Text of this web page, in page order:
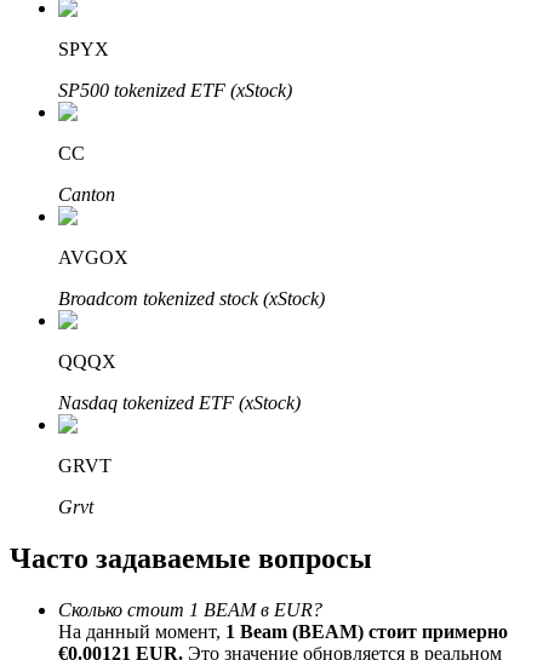
Bitrue Партнеры
SPYX
SP500 tokenized ETF (xStock)
CC
Canton
AVGOX
Broadcom tokenized stock (xStock)
QQQX
Nasdaq tokenized ETF (xStock)
GRVT
Grvt
Часто задаваемые вопросы
Сколько стоит 1 BEAM в EUR?
На данный момент, 1 Beam (BEAM) стоит примерно
€0.00121 EUR. Это значение обновляется в реальном